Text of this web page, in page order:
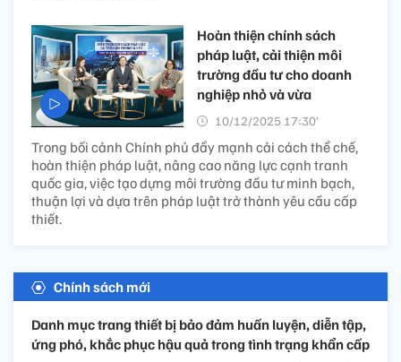
Hoàn thiện chính sách
pháp luật, cải thiện môi
trường đầu tư cho doanh
nghiệp nhỏ và vừa
10/12/2025 17:30’
Trong bối cảnh Chính phủ đẩy mạnh cải cách thể chế,
hoàn thiện pháp luật, nâng cao năng lực cạnh tranh
quốc gia, việc tạo dựng môi trường đầu tư minh bạch,
thuận lợi và dựa trên pháp luật trở thành yêu cầu cấp
thiết.
Chính sách mới
Danh mục trang thiết bị bảo đảm huấn luyện, diễn tập,
ứng phó, khắc phục hậu quả trong tình trạng khẩn cấp